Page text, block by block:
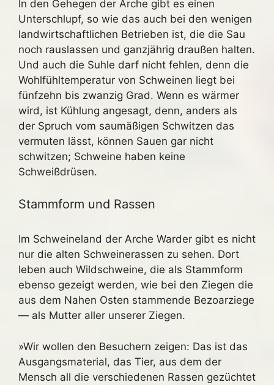
In den Gehegen der Arche gibt es einen
Unterschlupf, so wie das auch bei den wenigen
landwirtschaftlichen Betrieben ist, die die Sau
noch rauslassen und ganzjährig draußen halten.
Und auch die Suhle darf nicht fehlen, denn die
Wohlfühltemperatur von Schweinen liegt bei
fünfzehn bis zwanzig Grad. Wenn es wärmer
wird, ist Kühlung angesagt, denn, anders als
der Spruch vom saumäßigen Schwitzen das
vermuten lässt, können Sauen gar nicht
schwitzen; Schweine haben keine
Schweißdrüsen.
Stammform und Rassen
Im Schweineland der Arche Warder gibt es nicht
nur die alten Schweinerassen zu sehen. Dort
leben auch Wildschweine, die als Stammform
ebenso gezeigt werden, wie bei den Ziegen die
aus dem Nahen Osten stammende Bezoarziege
— als Mutter aller unserer Ziegen.
»Wir wollen den Besuchern zeigen: Das ist das
Ausgangsmaterial, das Tier, aus dem der
Mensch all die verschiedenen Rassen gezüchtet